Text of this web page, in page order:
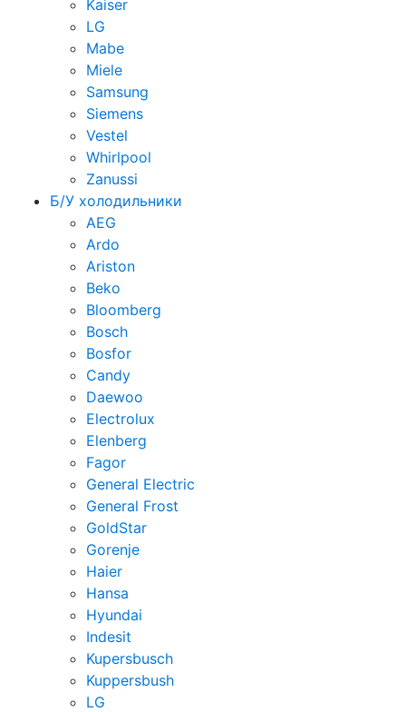
Kaiser
LG
Mabe
Miele
Samsung
Siemens
Vestel
Whirlpool
Zanussi
Б/У холодильники
AEG
Ardo
Ariston
Beko
Bloomberg
Bosch
Bosfor
Candy
Daewoo
Electrolux
Elenberg
Fagor
General Electric
General Frost
GoldStar
Gorenje
Haier
Hansa
Hyundai
Indesit
Kupersbusch
Kuppersbush
LG